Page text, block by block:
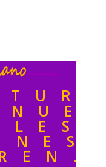
LES